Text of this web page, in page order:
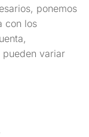
ponemos
con los
variar